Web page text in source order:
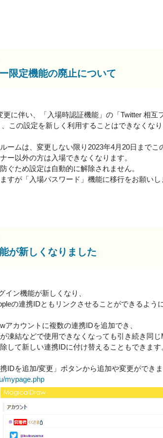
限定機能の廃止について
更に伴い、「入場時認証機能」の「Twitter 相互
この設定を新しく利用することはできなくなり
ームは、変更しない限り2023年4月20日までこ
ー以外の方は入場できなくなります。
ぐため設定は自動的に解除されません。
すが「入場パスワード」機能に移行をお願いし
が新しくなりました
イン機能が新しくなり、
の連携IDともリンクさせることができるよう
アカウントに複数の連携IDを追加でき、
凍結などで使用できなくなっても引き続き同
して新しい連携IDに付け替えることもできます
IDを追加/変更」ボタンから追加や変更ができま
mypage.php